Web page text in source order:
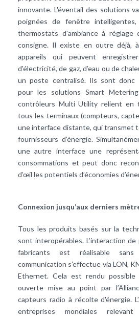
innovante. L'éventail des solutions
poignées de fenêtre
thermostats d'ambiance à
consigne. Il existe en outre déjà,
appareils qui peuvent
d'électricité, de gaz, d’eau ou de
un poste centralisé. Ils sont donc
pour les solutions Smart
contrôleurs Multi Utility relient en
tous les terminaux (compteurs,
une interface distante, qui transmet
fournisseurs d’énergie.
une autre interface une
consommations et peut donc
d’œil les potentiels d’économies
Connexion jusqu’aux derniers
Tous les produits basés sur la
sont interopérables. L’interaction
fabricants est réalisable
communication s’effectue via LON,
Ethernet. Cela est rendu possible
ouverte mise au point par
capteurs radio à récolte d'énergie.
entreprises mondiales